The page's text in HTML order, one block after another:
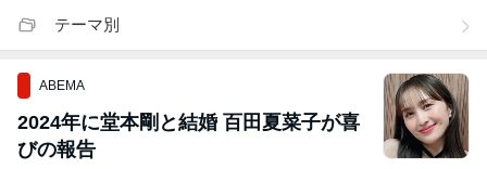
テーマ別
ABEMA
2024年に堂本剛と結婚 百田夏菜子が喜
びの報告